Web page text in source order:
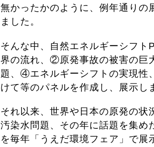
無かったかのように、例年通りの
ました。
そんな中、自然エネルギーシフ
界の流れ、②原発事故の被害の巨
題、④エネルギーシフトの実現性
けて等のパネルを作成し、展示し
それ以来、世界や日本の原発の状
汚染水問題、その年に話題を集め
を毎年「うえだ環境フェア」で展